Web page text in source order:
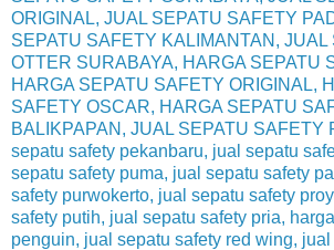
ORIGINAL, JUAL SEPATU SAFETY
SEPATU SAFETY KALIMANTAN, JUAL
OTTER SURABAYA, HARGA SEPATU
HARGA SEPATU SAFETY ORIGINAL,
SAFETY OSCAR, HARGA SEPATU
BALIKPAPAN, JUAL SEPATU SAFETY
sepatu safety pekanbaru, jual sepatu
sepatu safety puma, jual sepatu safety
safety purwokerto, jual sepatu safety
safety putih, jual sepatu safety pria,
penguin, jual sepatu safety red wing, jual